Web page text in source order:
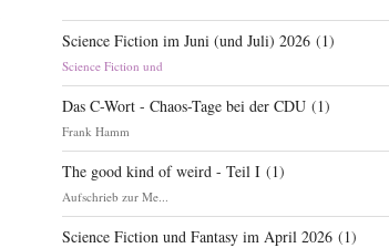
Science Fiction im Juni (und Juli) 2026 (1)
Science Fiction und
Das C-Wort - Chaos-Tage bei der CDU (1)
Frank Hamm
The good kind of weird - Teil I (1)
Aufschrieb zur Me...
Science Fiction und Fantasy im April 2026 (1)